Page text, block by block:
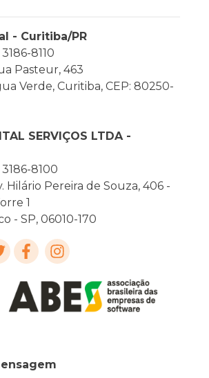
- Curitiba/PR
8110
Pasteur, 463
Verde, Curitiba, CEP: 80250-
SERVIÇOS LTDA -
8100
Hilário Pereira de Souza, 406 -
1
- SP, 06010-170